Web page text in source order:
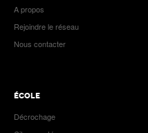
A propos
Rejoindre le réseau
Nous contacter
ÉCOLE
Décrochage